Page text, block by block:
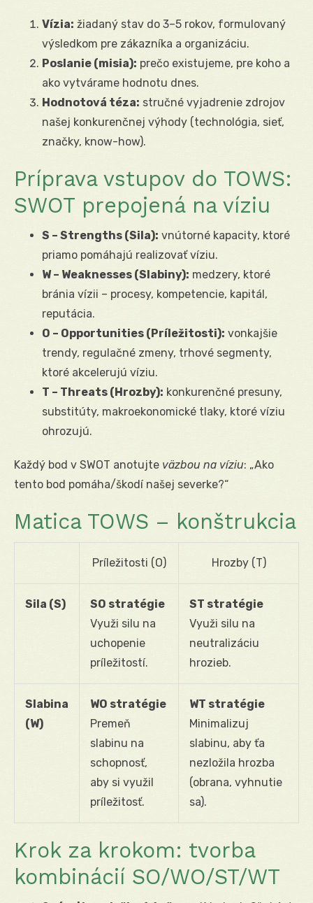
Vízia: žiadaný stav do 3–5 rokov, formulovaný
výsledkom pre zákazníka a organizáciu.
Poslanie (misia): prečo existujeme, pre koho a
ako vytvárame hodnotu dnes.
Hodnotová téza: stručné vyjadrenie zdrojov
našej konkurenčnej výhody (technológia, sieť,
značky, know-how).
Príprava vstupov do TOWS:
SWOT prepojená na víziu
S – Strengths (Sila): vnútorné kapacity, ktoré
priamo pomáhajú realizovať víziu.
W – Weaknesses (Slabiny): medzery, ktoré
bránia vízii – procesy, kompetencie, kapitál,
reputácia.
O – Opportunities (Príležitosti): vonkajšie
trendy, regulačné zmeny, trhové segmenty,
ktoré akcelerujú víziu.
T – Threats (Hrozby): konkurenčné presuny,
substitúty, makroekonomické tlaky, ktoré víziu
ohrozujú.
Každý bod v SWOT anotujte väzbou na víziu: „Ako
tento bod pomáha/škodí našej severke?“
Matica TOWS – konštrukcia
Príležitosti (O) Hrozby (T)
Sila (S)
SO stratégie
Využi silu na
uchopenie
príležitostí.
ST stratégie
Využi silu na
neutralizáciu
hrozieb.
Slabina
(W)
WO stratégie
Premeň
slabinu na
schopnosť,
aby si využil
príležitosť.
WT stratégie
Minimalizuj
slabinu, aby ťa
nezložila hrozba
(obrana, vyhnutie
sa).
Krok za krokom: tvorba
kombinácií SO/WO/ST/WT